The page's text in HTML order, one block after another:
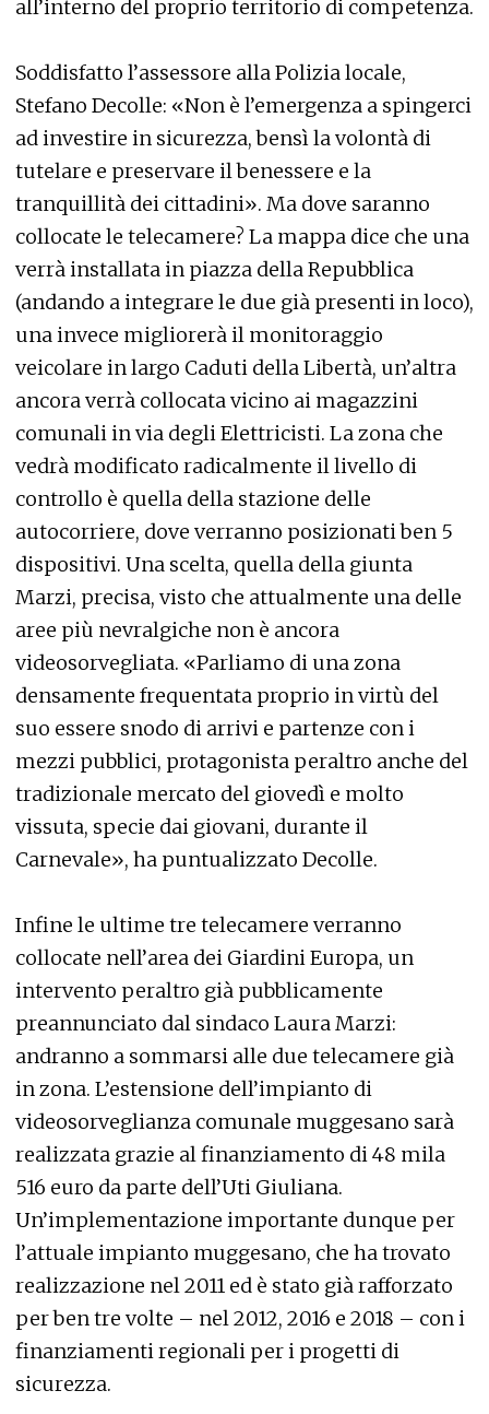
all’interno del proprio territorio di competenza.
Soddisfatto l’assessore alla Polizia locale,
Stefano Decolle: «Non è l’emergenza a spingerci
ad investire in sicurezza, bensì la volontà di
tutelare e preservare il benessere e la
tranquillità dei cittadini». Ma dove saranno
collocate le telecamere? La mappa dice che una
verrà installata in piazza della Repubblica
(andando a integrare le due già presenti in loco),
una invece migliorerà il monitoraggio
veicolare in largo Caduti della Libertà, un’altra
ancora verrà collocata vicino ai magazzini
comunali in via degli Elettricisti. La zona che
vedrà modificato radicalmente il livello di
controllo è quella della stazione delle
autocorriere, dove verranno posizionati ben 5
dispositivi. Una scelta, quella della giunta
Marzi, precisa, visto che attualmente una delle
aree più nevralgiche non è ancora
videosorvegliata. «Parliamo di una zona
densamente frequentata proprio in virtù del
suo essere snodo di arrivi e partenze con i
mezzi pubblici, protagonista peraltro anche del
tradizionale mercato del giovedì e molto
vissuta, specie dai giovani, durante il
Carnevale», ha puntualizzato Decolle.
Infine le ultime tre telecamere verranno
collocate nell’area dei Giardini Europa, un
intervento peraltro già pubblicamente
preannunciato dal sindaco Laura Marzi:
andranno a sommarsi alle due telecamere già
in zona. L’estensione dell’impianto di
videosorveglianza comunale muggesano sarà
realizzata grazie al finanziamento di 48 mila
516 euro da parte dell’Uti Giuliana.
Un’implementazione importante dunque per
l’attuale impianto muggesano, che ha trovato
realizzazione nel 2011 ed è stato già rafforzato
per ben tre volte – nel 2012, 2016 e 2018 – con i
finanziamenti regionali per i progetti di
sicurezza.